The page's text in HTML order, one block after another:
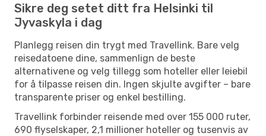
Sikre deg setet ditt fra Helsinki til
Jyvaskyla i dag
Planlegg reisen din trygt med Travellink. Bare velg
reisedatoene dine, sammenlign de beste
alternativene og velg tillegg som hoteller eller leiebil
for å tilpasse reisen din. Ingen skjulte avgifter – bare
transparente priser og enkel bestilling.
Travellink forbinder reisende med over 155 000 ruter,
690 flyselskaper, 2,1 millioner hoteller og tusenvis av